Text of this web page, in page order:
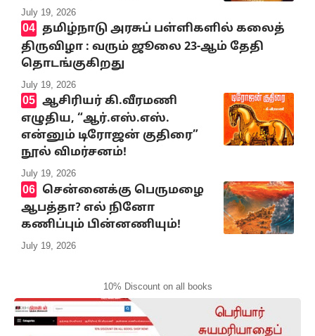
July 19, 2026
தமிழ்நாடு அரசுப் பள்ளிகளில் கலைத்
திருவிழா : வரும் ஜூலை 23-ஆம் தேதி
தொடங்குகிறது
July 19, 2026
ஆசிரியர் கி.வீரமணி
எழுதிய, “ஆர்.எஸ்.எஸ்.
என்னும் டிரோஜன் குதிரை”
நூல் விமர்சனம்!
July 19, 2026
சென்னைக்கு பெருமழை
ஆபத்தா? எல் நினோ
கணிப்பும் பின்னணியும்!
July 19, 2026
10% Discount on all books